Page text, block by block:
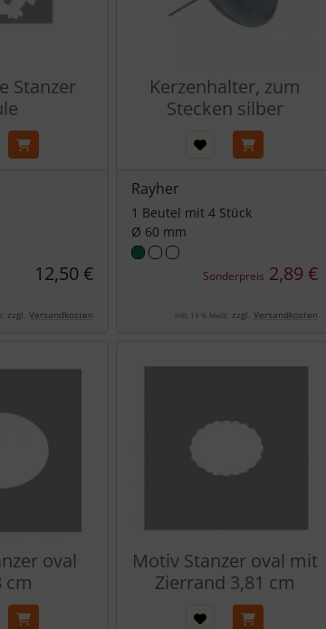
Stanzer
12,50 €
zzgl. Versandkosten
Kerzenhalter, zum
Stecken silber
Rayher
1 Beutel mit 4 Stück
Ø 60 mm
Sonderpreis 2,89 €
inkl. 19 % MwSt. zzgl. Versandkosten
oval
cm
Motiv Stanzer oval mit
Zierrand 3,81 cm